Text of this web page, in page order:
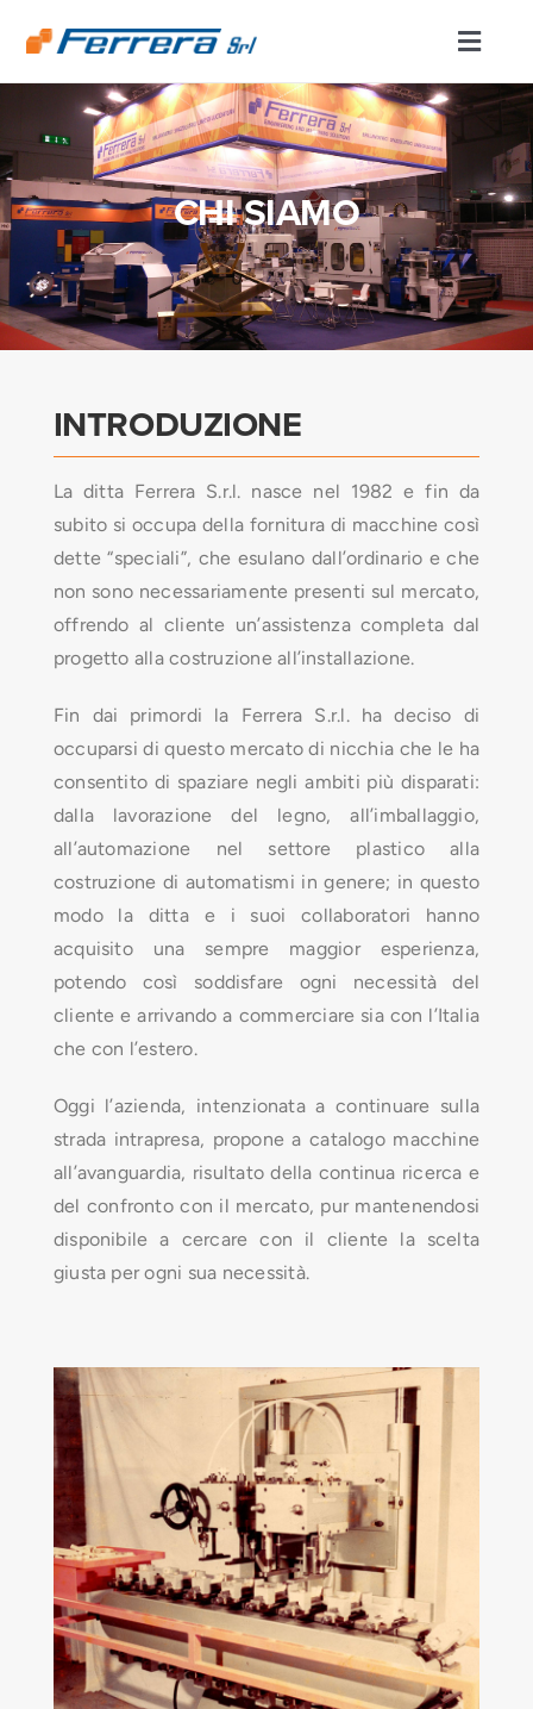
contenuto
CHI SIAMO
DIVISIONE TAGLIO E PIEGA
ENGINEERING/MACHINING
MACCHINE
LINEE DI PRODUZIONE
CONTATTI
CHI SIAMO
INTRODUZIONE
La ditta Ferrera S.r.l. nasce nel 1982 e fin da
subito si occupa della fornitura di macchine così
dette “speciali”, che esulano dall’ordinario e che
non sono necessariamente presenti sul mercato,
offrendo al cliente un’assistenza completa dal
progetto alla costruzione all’installazione.
Fin dai primordi la Ferrera S.r.l. ha deciso di
occuparsi di questo mercato di nicchia che le ha
consentito di spaziare negli ambiti più disparati:
dalla lavorazione del legno, all’imballaggio,
all’automazione nel settore plastico alla
costruzione di automatismi in genere; in questo
modo la ditta e i suoi collaboratori hanno
acquisito una sempre maggior esperienza,
potendo così soddisfare ogni necessità del
cliente e arrivando a commerciare sia con l’Italia
che con l’estero.
Oggi l’azienda, intenzionata a continuare sulla
strada intrapresa, propone a catalogo macchine
all’avanguardia, risultato della continua ricerca e
del confronto con il mercato, pur mantenendosi
disponibile a cercare con il cliente la scelta
giusta per ogni sua necessità.